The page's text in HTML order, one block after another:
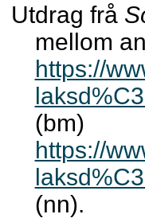
Utdrag frå
mellom
https://
(bm)
https://
(nn).